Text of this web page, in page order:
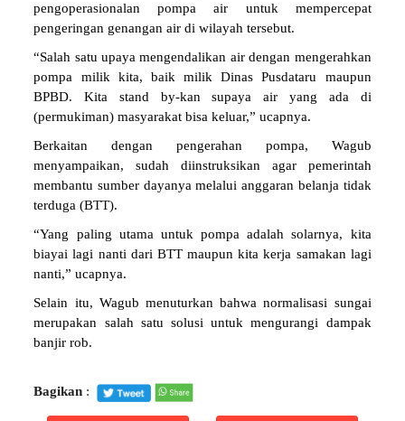
pengoperasionalan pompa air untuk mempercepat
pengeringan genangan air di wilayah tersebut.
“Salah satu upaya mengendalikan air dengan mengerahkan
pompa milik kita, baik milik Dinas Pusdataru maupun
BPBD. Kita stand by-kan supaya air yang ada di
(permukiman) masyarakat bisa keluar,” ucapnya.
Berkaitan dengan pengerahan pompa, Wagub
menyampaikan, sudah diinstruksikan agar pemerintah
membantu sumber dayanya melalui anggaran belanja tidak
terduga (BTT).
“Yang paling utama untuk pompa adalah solarnya, kita
biayai lagi nanti dari BTT maupun kita kerja samakan lagi
nanti,” ucapnya.
Selain itu, Wagub menuturkan bahwa normalisasi sungai
merupakan salah satu solusi untuk mengurangi dampak
banjir rob.
Bagikan :